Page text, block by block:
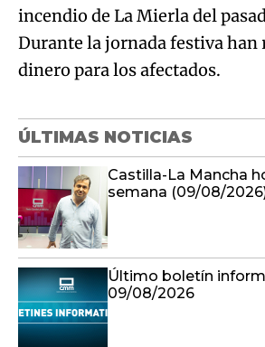
incendio de La Mierla del
Durante la jornada festiva han
dinero para los afectados.
ÚLTIMAS NOTICIAS
Castilla-La Mancha
semana (09/08/
Último boletín
09/08/2026